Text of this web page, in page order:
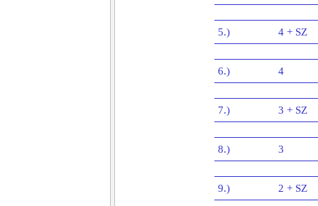
5.) 4 + SZ
6.) 4
7.) 3 + SZ
8.) 3
9.) 2 + SZ